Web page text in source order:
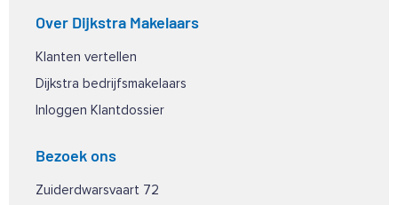
Over Dijkstra Makelaars
Klanten vertellen
Dijkstra bedrijfsmakelaars
Inloggen Klantdossier
Bezoek ons
Zuiderdwarsvaart 72